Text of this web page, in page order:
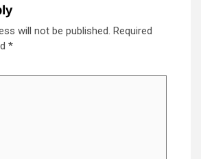
will not be published. Required
*